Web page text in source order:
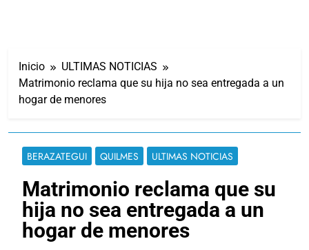
Inicio
ULTIMAS NOTICIAS
Matrimonio reclama que su hija no sea entregada a un
hogar de menores
BERAZATEGUI QUILMES ULTIMAS NOTICIAS
Matrimonio reclama que su
hija no sea entregada a un
hogar de menores